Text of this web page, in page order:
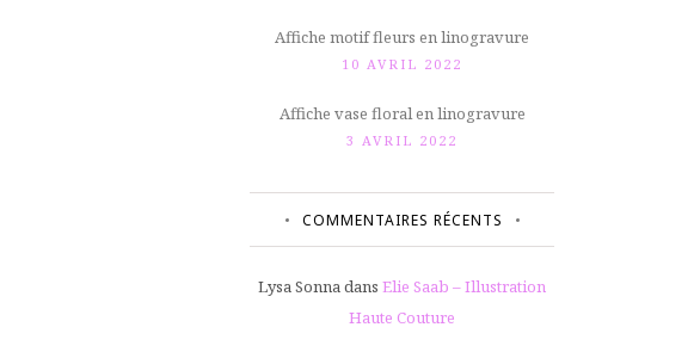
Affiche motif fleurs en linogravure
10 AVRIL 2022
Affiche vase floral en linogravure
3 AVRIL 2022
COMMENTAIRES RÉCENTS
Lysa Sonna dans Elie Saab – Illustration
Haute Couture